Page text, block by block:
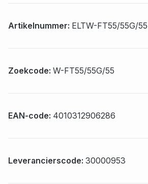
Artikelnummer: ELTW-FT55/55G/
Zoekcode: W-FT55/55G/55
EAN-code: 4010312906286
Leverancierscode: 30000953